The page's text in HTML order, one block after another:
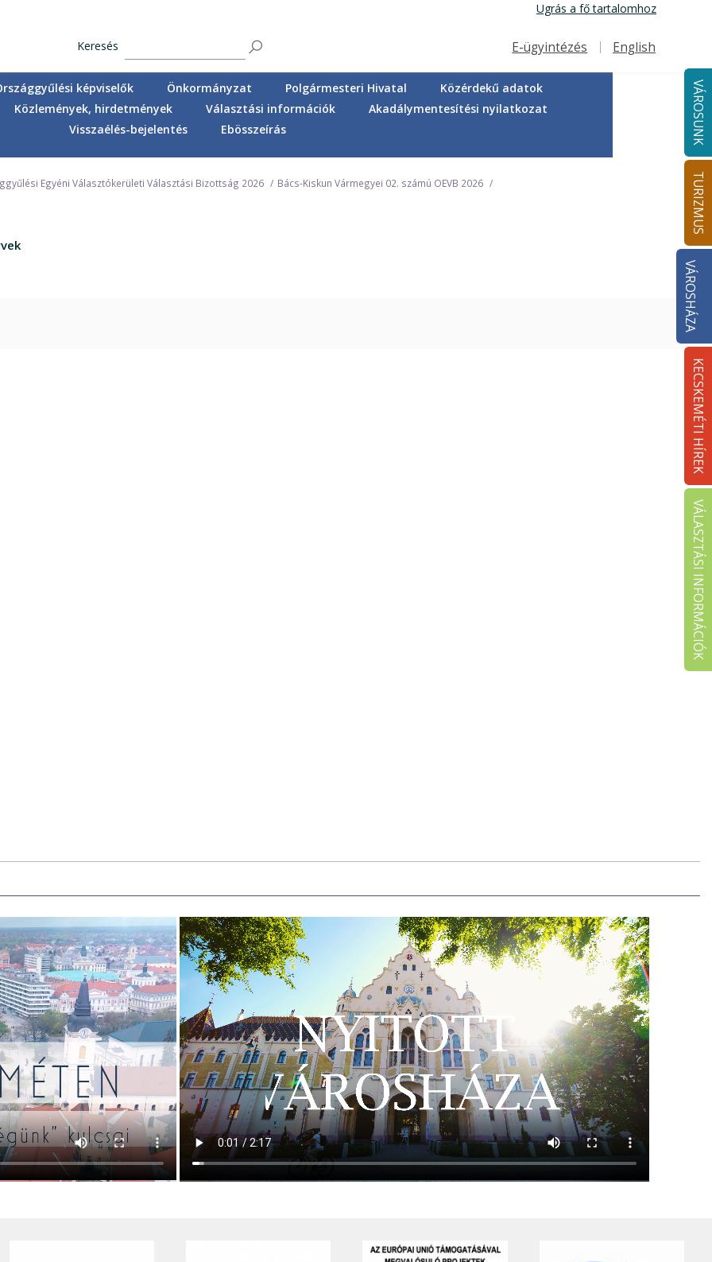
Ugrás a fő tartalomhoz
Keresés
Felső navigáció
E-ügyintézés English
VÁROSUNK
TURIZMUS
VÁROSHÁZA
KECSKEMÉTI HÍREK
VÁLASZTÁSI INFORMÁCIÓK
képviselők Önkormányzat Polgármesteri Hivatal
Közérdekű adatok
Közlemények, hirdetmények Választási információk
Akadálymentesítési nyilatkozat
Visszaélés-bejelentés
Ebösszeírás
Egyéni Választókerületi Választási Bizottság 2026 Bács-Kiskun Vármegyei 02. számú OEVB 2026